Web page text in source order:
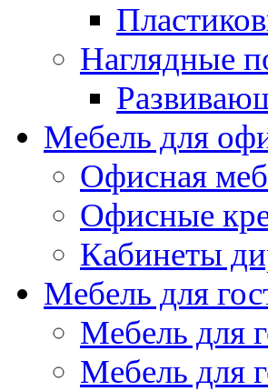
Наглядные
Мебель для
Офисная
Офисные
Кабинеты
Мебель для
Мебель для
Мебель для